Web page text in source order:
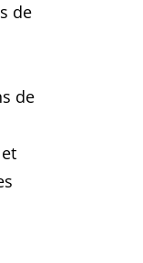
de
de